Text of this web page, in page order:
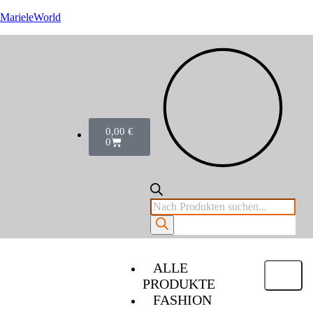
MarieleWorld
0,00 €
0
ALLE
PRODUKTE
FASHION